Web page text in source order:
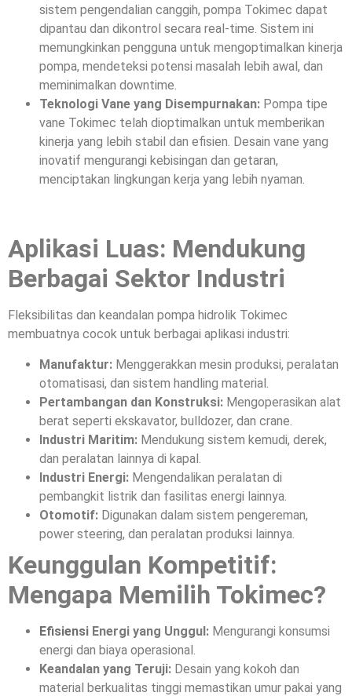
sistem pengendalian canggih, pompa Tokimec dapat
dipantau dan dikontrol secara real-time. Sistem ini
memungkinkan pengguna untuk mengoptimalkan kinerja
pompa, mendeteksi potensi masalah lebih awal, dan
meminimalkan downtime.
Teknologi Vane yang Disempurnakan: Pompa tipe
vane Tokimec telah dioptimalkan untuk memberikan
kinerja yang lebih stabil dan efisien. Desain vane yang
inovatif mengurangi kebisingan dan getaran,
menciptakan lingkungan kerja yang lebih nyaman.
Aplikasi Luas: Mendukung
Berbagai Sektor Industri
Fleksibilitas dan keandalan pompa hidrolik Tokimec
membuatnya cocok untuk berbagai aplikasi industri:
Manufaktur: Menggerakkan mesin produksi, peralatan
otomatisasi, dan sistem handling material.
Pertambangan dan Konstruksi: Mengoperasikan alat
berat seperti ekskavator, bulldozer, dan crane.
Industri Maritim: Mendukung sistem kemudi, derek,
dan peralatan lainnya di kapal.
Industri Energi: Mengendalikan peralatan di
pembangkit listrik dan fasilitas energi lainnya.
Otomotif: Digunakan dalam sistem pengereman,
power steering, dan peralatan produksi lainnya.
Keunggulan Kompetitif:
Mengapa Memilih Tokimec?
Efisiensi Energi yang Unggul: Mengurangi konsumsi
energi dan biaya operasional.
Keandalan yang Teruji: Desain yang kokoh dan
material berkualitas tinggi memastikan umur pakai yang